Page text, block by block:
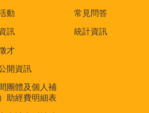
動
訊
才
開資訊
團體及個人補
）助經費明細表
常見問答
統計資訊